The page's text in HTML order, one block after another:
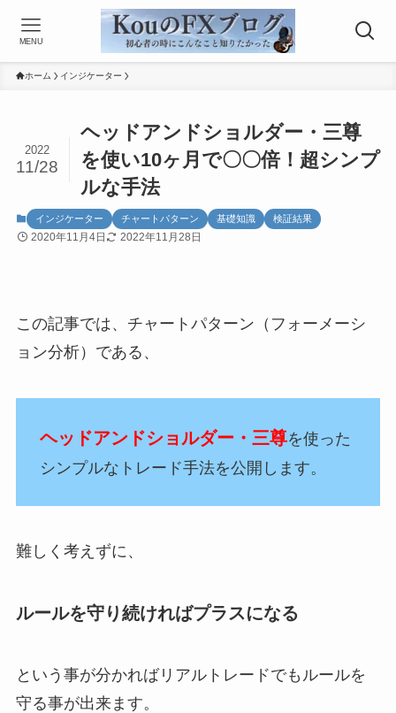
MENU
ホーム インジケーター
ヘッドアンドショルダー・三尊
を使い10ヶ月で〇〇倍！超シンプ
ルな手法
2022
11/28
インジケーター チャートパターン 基礎知識 検証結果
2020年11月4日 2022年11月28日
この記事では、チャートパターン（フォーメーシ
ョン分析）である、
ヘッドアンドショルダー・三尊を使った
シンプルなトレード手法を公開します。
難しく考えずに、
ルールを守り続ければプラスになる
という事が分かればリアルトレードでもルールを
守る事が出来ます。